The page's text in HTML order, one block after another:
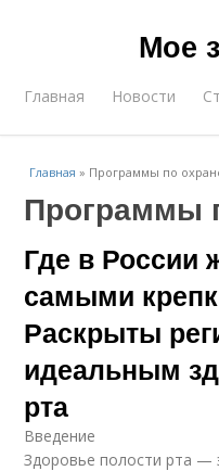
Мое
Главная Новости
Главная » Программы по
Программы
Где в России
самыми
Раскрыты
идеальным
рта
Введение
Здоровье полости рта —